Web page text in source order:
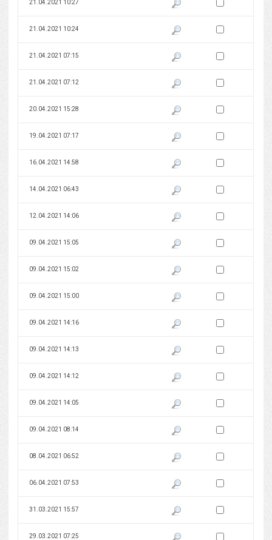
21.04.2021 10:27 Pokaż podgląd wersji z dnia
Zaznacz wersję do
21.04.2021 10:24 Pokaż podgląd wersji z dnia
Zaznacz wersję do
21.04.2021 07:15 Pokaż podgląd wersji z dnia
Zaznacz wersję do
21.04.2021 07:12 Pokaż podgląd wersji z dnia
Zaznacz wersję do
20.04.2021 15:28 Pokaż podgląd wersji z dnia
Zaznacz wersję do
19.04.2021 07:17 Pokaż podgląd wersji z dnia
Zaznacz wersję do
16.04.2021 14:58 Pokaż podgląd wersji z dnia
Zaznacz wersję do
14.04.2021 06:43 Pokaż podgląd wersji z dnia
Zaznacz wersję do
12.04.2021 14:06 Pokaż podgląd wersji z dnia
Zaznacz wersję do
09.04.2021 15:05 Pokaż podgląd wersji z dnia
Zaznacz wersję do
09.04.2021 15:02 Pokaż podgląd wersji z dnia
Zaznacz wersję do
09.04.2021 15:00 Pokaż podgląd wersji z dnia
Zaznacz wersję do
09.04.2021 14:16 Pokaż podgląd wersji z dnia
Zaznacz wersję do
09.04.2021 14:13 Pokaż podgląd wersji z dnia
Zaznacz wersję do
09.04.2021 14:12 Pokaż podgląd wersji z dnia
Zaznacz wersję do
09.04.2021 14:05 Pokaż podgląd wersji z dnia
Zaznacz wersję do
09.04.2021 08:14 Pokaż podgląd wersji z dnia
Zaznacz wersję do
08.04.2021 06:52 Pokaż podgląd wersji z dnia
Zaznacz wersję do
06.04.2021 07:53 Pokaż podgląd wersji z dnia
Zaznacz wersję do
31.03.2021 15:57 Pokaż podgląd wersji z dnia
Zaznacz wersję do
29.03.2021 07:25 Pokaż podgląd wersji z dnia
Zaznacz wersję do